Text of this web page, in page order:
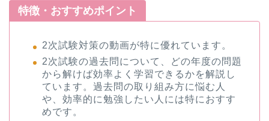
特徴・おすすめポイント
2次試験対策の動画が特に優れています。
2次試験の過去問について、どの年度の問題
から解けば効率よく学習できるかを解説し
ています。過去問の取り組み方に悩む人
や、効率的に勉強したい人には特におすす
めです。